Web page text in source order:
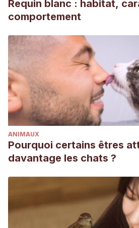
Requin blanc : habitat,
comportement
ANIMAUX
Pourquoi certains êtres
davantage les chats ?